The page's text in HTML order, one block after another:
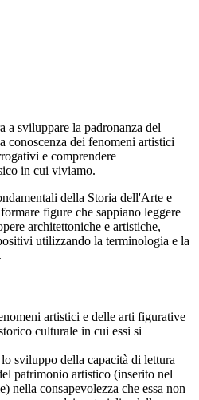
sviluppare la padronanza del
conoscenza dei fenomeni artistici
e comprendere
in cui viviamo.
della Storia dell'Arte e
figure che sappiano leggere
architettoniche e artistiche,
utilizzando la terminologia e la
artistici e delle arti figurative
culturale in cui essi si
sviluppo della capacità di lettura
patrimonio artistico (inserito nel
nella consapevolezza che essa non